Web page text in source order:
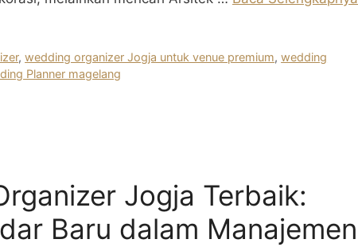
,wedding organizer Jogja untuk venue premium,wedding
Planner magelang
Jogja Terbaik:
Baru dalam Manajemen